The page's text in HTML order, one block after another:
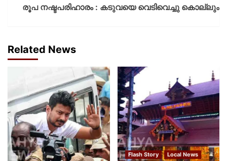
രൂപ നഷ്ടപരിഹാരം : കടുവയെ വെടിവെച്ചു കൊല്ലും
Related News
Flash Story
Local News